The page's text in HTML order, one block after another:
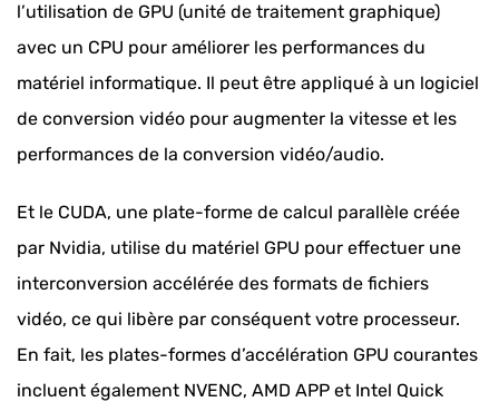
l’utilisation de GPU (unité de traitement graphique)
avec un CPU pour améliorer les performances du
matériel informatique. Il peut être appliqué à un logiciel
de conversion vidéo pour augmenter la vitesse et les
performances de la conversion vidéo/audio.
Et le CUDA, une plate-forme de calcul parallèle créée
par Nvidia, utilise du matériel GPU pour effectuer une
interconversion accélérée des formats de fichiers
vidéo, ce qui libère par conséquent votre processeur.
En fait, les plates-formes d’accélération GPU courantes
incluent également NVENC, AMD APP et Intel Quick